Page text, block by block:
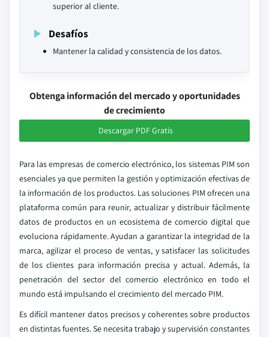
superior al cliente.
Desafíos
Mantener la calidad y consistencia de los datos.
Obtenga información del mercado y oportunidades
de crecimiento
Descargar PDF Gratis
Para las empresas de comercio electrónico, los sistemas PIM son
esenciales ya que permiten la gestión y optimización efectivas de
la información de los productos. Las soluciones PIM ofrecen una
plataforma común para reunir, actualizar y distribuir fácilmente
datos de productos en un ecosistema de comercio digital que
evoluciona rápidamente. Ayudan a garantizar la integridad de la
marca, agilizar el proceso de ventas, y satisfacer las solicitudes
de los clientes para información precisa y actual. Además, la
penetración del sector del comercio electrónico en todo el
mundo está impulsando el crecimiento del mercado PIM.
Es difícil mantener datos precisos y coherentes sobre productos
en distintas fuentes. Se necesita trabajo y supervisión constantes